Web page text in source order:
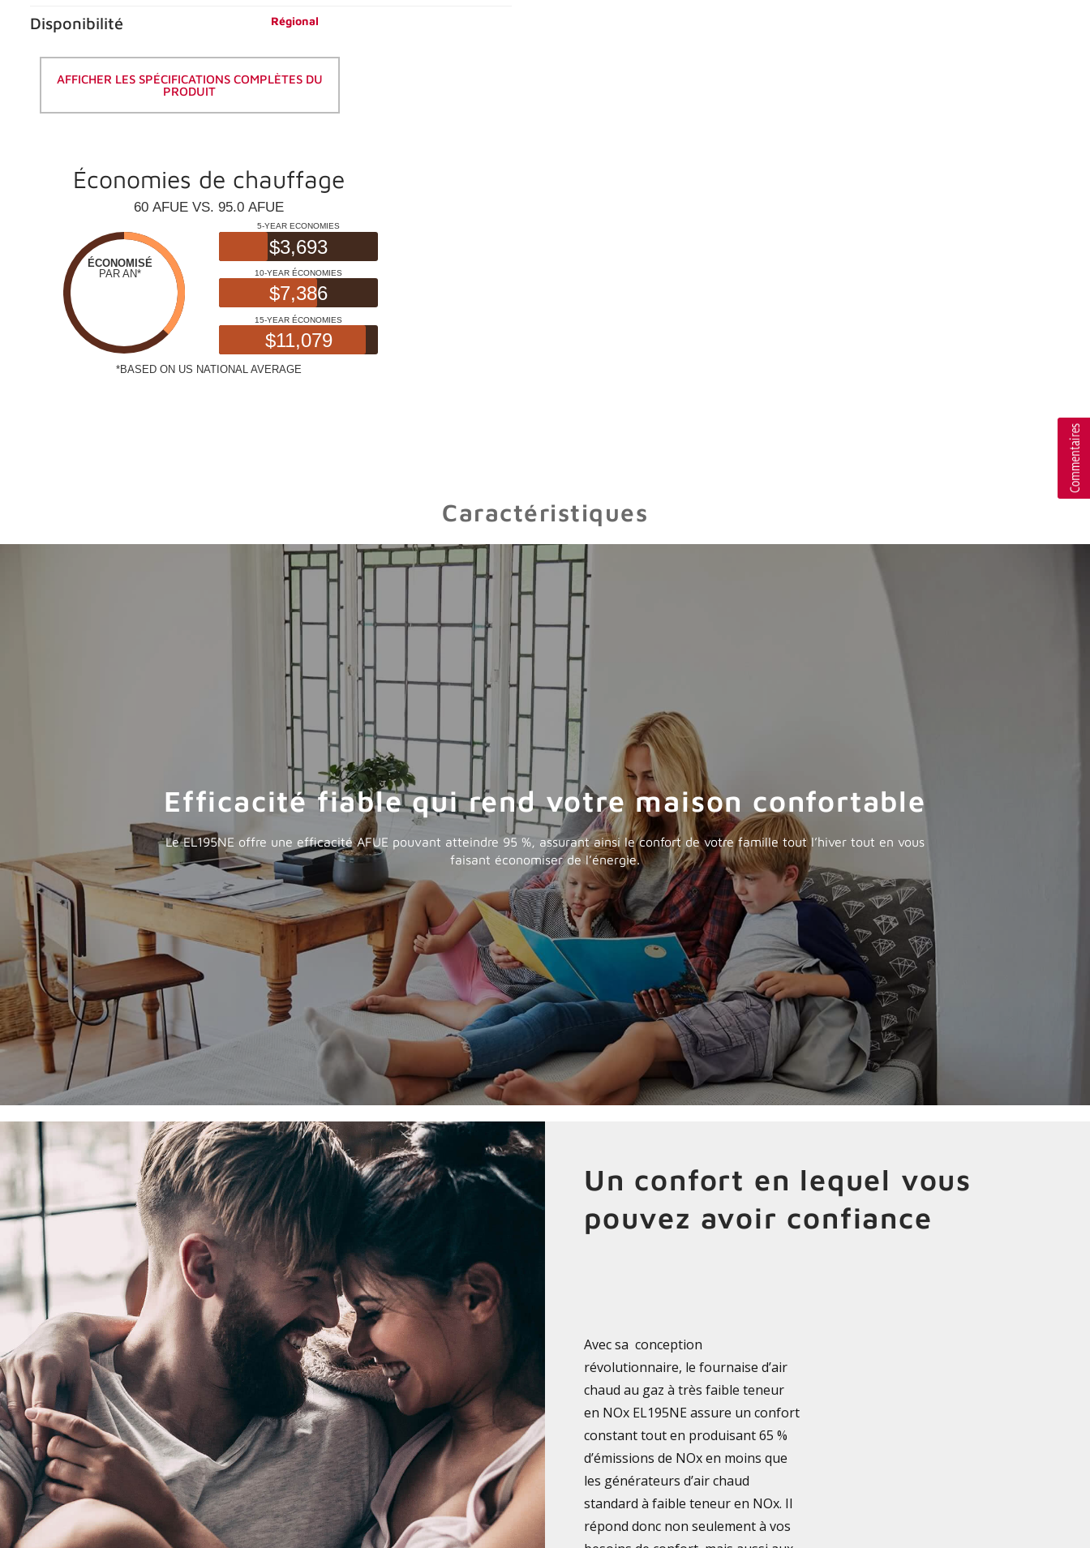
Disponibilité Régional
AFFICHER LES SPÉCIFICATIONS COMPLÈTES DU
PRODUIT
Économies de chauffage
Caractéristiques
Efficacité fiable qui rend votre maison confortable
Le EL195NE offre une efficacité AFUE pouvant atteindre 95 %, assurant ainsi le confort de votre famille tout l’hiver tout en vous
faisant économiser de l’énergie.
Un confort en lequel vous
pouvez avoir confiance
Avec sa conception
révolutionnaire, le fournaise d’air
chaud au gaz à très faible teneur
en NOx EL195NE assure un confort
constant tout en produisant 65 %
d’émissions de NOx en moins que
les générateurs d’air chaud
standard à faible teneur en NOx. Il
répond donc non seulement à vos